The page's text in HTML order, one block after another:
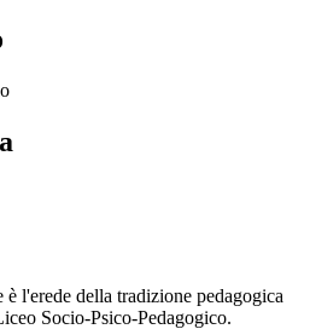
l'erede della tradizione pedagogica
Socio-Psico-Pedagogico.